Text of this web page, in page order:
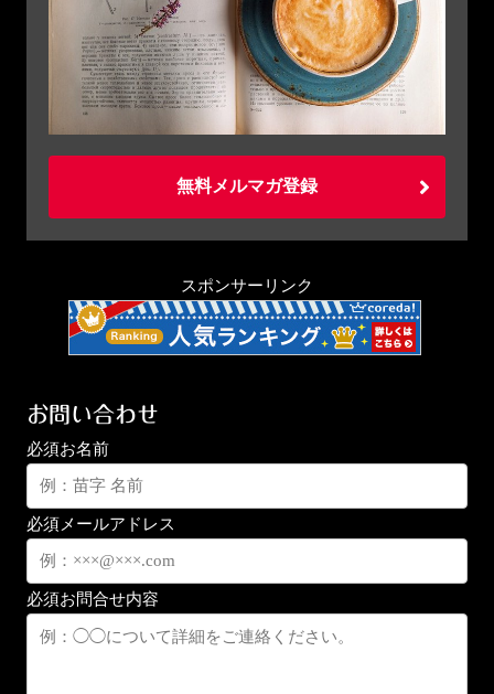
無料メルマガ登録
スポンサーリンク
お問い合わせ
必須お名前
必須 メールアドレス
必須お問合せ内容